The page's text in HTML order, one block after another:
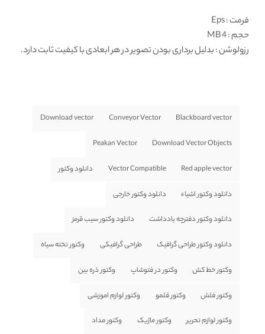
فرمت: Eps
حجم : 4 MB
رزولوشن: بدلیل برداری بودن تصویر در هر ابعادی با کیفیت ثابت دارد.
Blackboard vector
Conveyor Vector
Download vector
Download Vector Objects
Peakan Vector
Red apple vector
Vector Compatible دانلود وکتور
دانلود وکتور اشیاء دانلود وکتور خارجی
دانلود وکتور دفترچه یادداشت دانلود وکتور سیب قرمز
دانلود وکتور طراحی گرافیک طراحی گرافیکی وکتور تخته سیاه
وکتور خط کش وکتور در فتوشاپ وکتور ذره بین
وکتور فلش وکتور قلمو وکتور لوازم اموزشی
وکتور لوازم تحریر وکتور ماژیک وکتور مداد